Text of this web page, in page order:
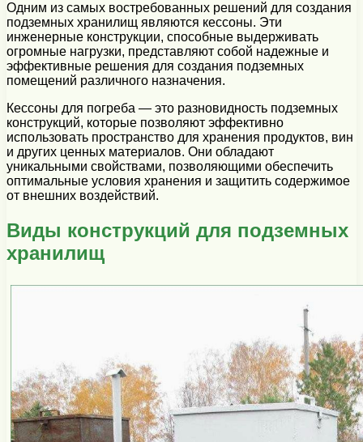
Одним из самых востребованных решений для создания
подземных хранилищ являются кессоны. Эти
инженерные конструкции, способные выдерживать
огромные нагрузки, представляют собой надежные и
эффективные решения для создания подземных
помещений различного назначения.
Кессоны для погреба — это разновидность подземных
конструкций, которые позволяют эффективно
использовать пространство для хранения продуктов, вин
и других ценных материалов. Они обладают
уникальными свойствами, позволяющими обеспечить
оптимальные условия хранения и защитить содержимое
от внешних воздействий.
Виды конструкций для подземных
хранилищ